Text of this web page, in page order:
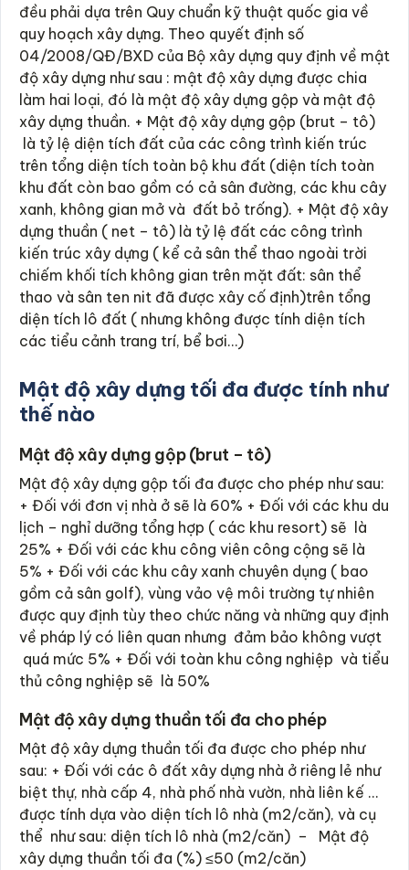
đều phải dựa trên Quy chuẩn kỹ thuật quốc gia về
quy hoạch xây dựng. Theo quyết định số
04/2008/QĐ/BXD của Bộ xây dựng quy định về mật
độ xây dựng như sau : mật độ xây dựng được chia
làm hai loại, đó là mật độ xây dựng gộp và mật độ
xây dựng thuần. + Mật độ xây dựng gộp (brut – tô)
là tỷ lệ diện tích đất của các công trình kiến trúc
trên tổng diện tích toàn bộ khu đất (diện tích toàn
khu đất còn bao gồm có cả sân đường, các khu cây
xanh, không gian mở và đất bỏ trống). + Mật độ xây
dựng thuần ( net – tô) là tỷ lệ đất các công trình
kiến trúc xây dựng ( kể cả sân thể thao ngoài trời
chiếm khối tích không gian trên mặt đất: sân thể
thao và sân ten nit đã được xây cố định)trên tổng
diện tích lô đất ( nhưng không được tính diện tích
các tiểu cảnh trang trí, bể bơi…)
Mật độ xây dựng tối đa được tính như
thế nào
Mật độ xây dựng gộp (brut – tô)
Mật độ xây dựng gộp tối đa được cho phép như sau:
+ Đối với đơn vị nhà ở sẽ là 60% + Đối với các khu du
lịch – nghỉ dưỡng tổng hợp ( các khu resort) sẽ là
25% + Đối với các khu công viên công cộng sẽ là
5% + Đối với các khu cây xanh chuyên dụng ( bao
gồm cả sân golf), vùng vảo vệ môi trường tự nhiên
được quy định tùy theo chức năng và những quy định
về pháp lý có liên quan nhưng đảm bảo không vượt
quá mức 5% + Đối với toàn khu công nghiệp và tiểu
thủ công nghiệp sẽ là 50%
Mật độ xây dựng thuần tối đa cho phép
Mật độ xây dựng thuần tối đa được cho phép như
sau: + Đối với các ô đất xây dựng nhà ở riêng lẻ như
biệt thự, nhà cấp 4, nhà phố nhà vườn, nhà liên kế …
được tính dựa vào diện tích lô nhà (m2/căn), và cụ
thể như sau: diện tích lô nhà (m2/căn) – Mật độ
xây dựng thuần tối đa (%) ≤50 (m2/căn)